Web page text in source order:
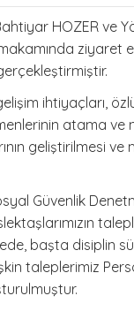
HOZER ve
ziyaret
ihtiyaçları,
atama
geliştirilmesi
Güvenlik
başta disiplin
taleplerimiz